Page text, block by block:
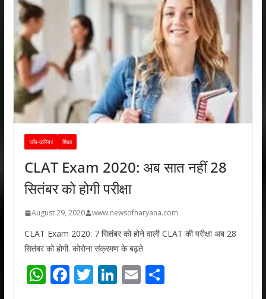
जॉब-करियर शिक्षा
CLAT Exam 2020: अब सात नहीं 28
सितंबर को होगी परीक्षा
August 29, 2020 www.newsofharyana.com
CLAT Exam 2020: 7 सितंबर को होने वाली CLAT की परीक्षा अब 28
सितंबर को होगी. कोरोना संक्रमण के बढ़ते
W F T Li E S